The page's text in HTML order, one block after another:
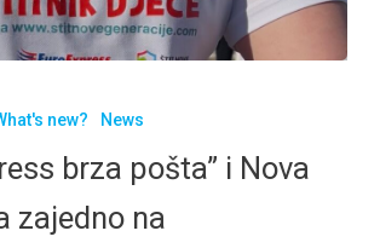
new? News
brza pošta” i Nova
zajedno na